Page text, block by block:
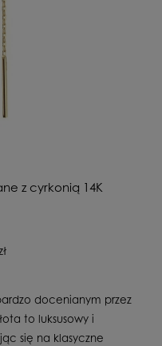
z cyrkonią 14K
docenianym przez
to luksusowy i
się na klasyczne